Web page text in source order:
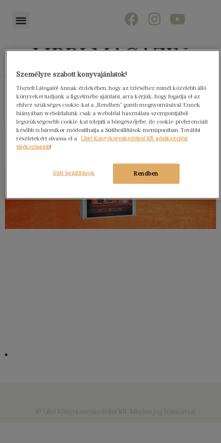
Könyvektől az olvasókig
Személyre szabott könyvajánlatok!
Tisztelt Látogató! Annak érdekében, hogy az ízléséhez minél közelebb álló
könyveket tudjunk a figyelmébe ajánlani, arra kérjük, hogy fogadja el az
ehhez szükséges cookie-kat a „Rendben” gomb megnyomásával. Ennek
hiányában weboldalunk csak a weboldal használata szempontjából
legszükségesebb cookie-kat telepíti a böngészőjébe, de cookie-preferenciáit
később is bármikor módosíthatja a Sütibeállítások menüpontban. További
részletekért olvassa el a
Libri Könyvkereskedelmi Kft. adatkezelési
tájékoztatóját!
Rendben
Süti beállítások